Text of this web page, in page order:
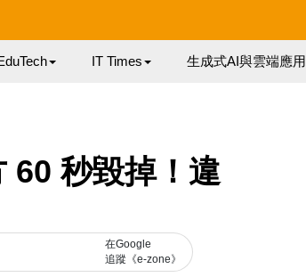
IT Times 生成式AI與雲端應用
60 秒毀掉！違
在Google
追蹤《e-zone》